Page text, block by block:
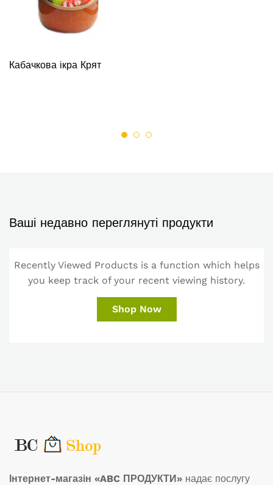
Кабачкова ікра Крят
Ваші недавно переглянуті продукти
Recently Viewed Products is a function which helps
you keep track of your recent viewing history.
Shop Now
Інтернет-магазін «ABC ПРОДУКТИ» надає послугу